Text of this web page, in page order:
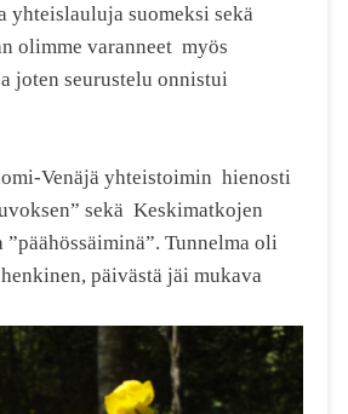
yhteislauluja suomeksi sekä
olimme varanneet myös
joten seurustelu onnistui
Venäjä yhteistoimin hienosti
sekä Keskimatkojen
”päähössäiminä”. Tunnelma oli
päivästä jäi mukava